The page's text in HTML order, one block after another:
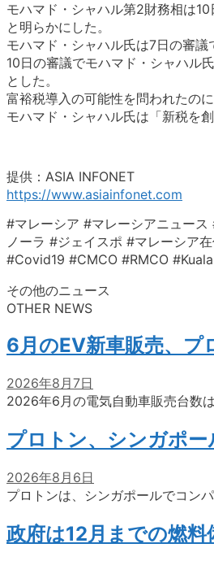
モハマド・シャハル第2財務相は
と明らかにした。
モハマド・シャハル氏は7日の審
10日の審議でモハマド・シャハル
とした。
富裕税導入の可能性を問われたの
モハマド・シャハル氏は「新税を
提供：ASIA INFONET
https://www.asiainfonet.com
#マレーシア #マレーシアニュー
ノーラ #ジェイスポ #マレーシア
#Covid19 #CMCO #RMCO
その他のニュース
OTHER NEWS
6月のEV新車販売、
2026年8月7日
2026年6月の電気自動車販売台数
プロトン、シンガポ
2026年8月6日
プロトンは、シンガポールでコン
政府は12月までの燃